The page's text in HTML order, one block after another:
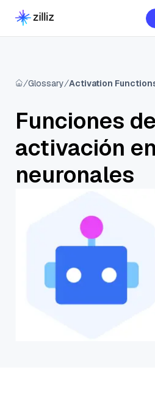
Glossary Activation
Funciones de
activación
neuronales